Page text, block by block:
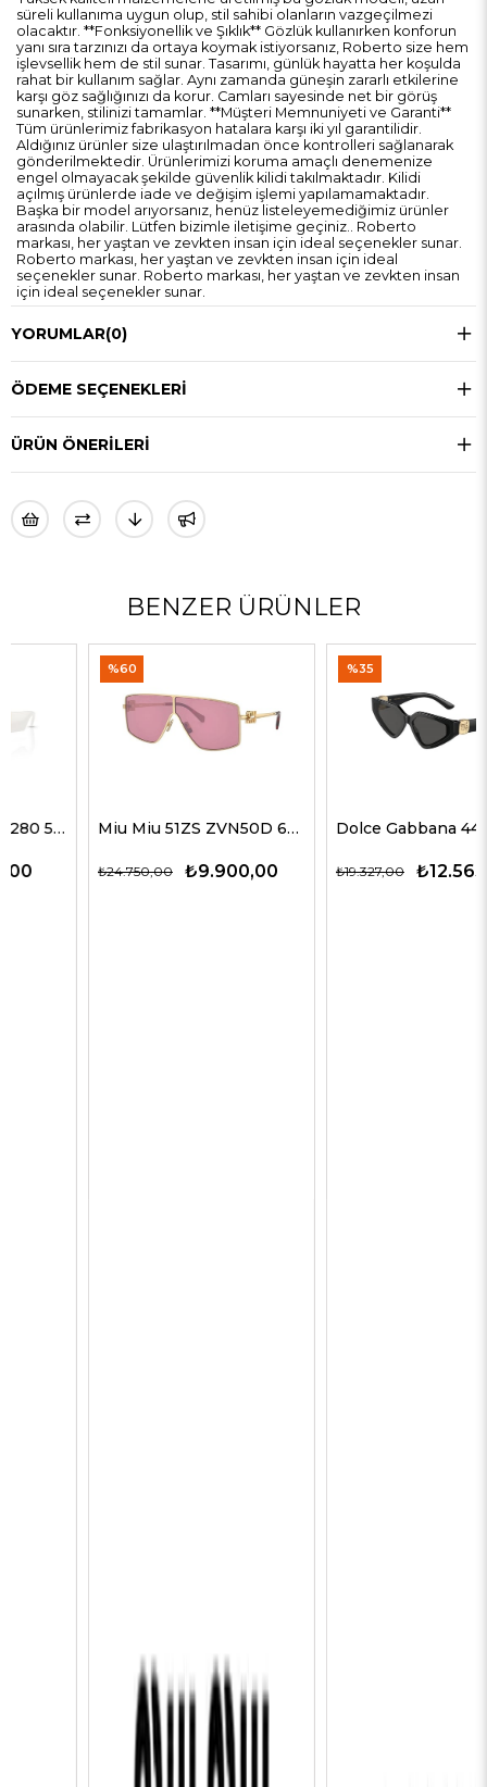
süreli kullanıma uygun olup, stil sahibi olanların vazgeçilmezi
olacaktır. **Fonksiyonellik ve Şıklık** Gözlük kullanırken konforun
yanı sıra tarzınızı da ortaya koymak istiyorsanız, Roberto size hem
işlevsellik hem de stil sunar. Tasarımı, günlük hayatta her koşulda
rahat bir kullanım sağlar. Aynı zamanda güneşin zararlı etkilerine
karşı göz sağlığınızı da korur. Camları sayesinde net bir görüş
sunarken, stilinizi tamamlar. **Müşteri Memnuniyeti ve Garanti**
Tüm ürünlerimiz fabrikasyon hatalara karşı iki yıl garantilidir.
Aldığınız ürünler size ulaştırılmadan önce kontrolleri sağlanarak
gönderilmektedir. Ürünlerimizi koruma amaçlı denemenize
engel olmayacak şekilde güvenlik kilidi takılmaktadır. Kilidi
açılmış ürünlerde iade ve değişim işlemi yapılamamaktadır.
Başka bir model arıyorsanız, henüz listeleyemediğimiz ürünler
arasında olabilir. Lütfen bizimle iletişime geçiniz.. Roberto
markası, her yaştan ve zevkten insan için ideal seçenekler sunar.
Roberto markası, her yaştan ve zevkten insan için ideal
seçenekler sunar. Roberto markası, her yaştan ve zevkten insan
için ideal seçenekler sunar.
YORUMLAR(0)
ÖDEME SEÇENEKLERI
ÜRÜN ÖNERILERI
BENZER ÜRÜNLER
Miu Miu 51ZS ZVN50D 69 G Kadın Güneş Gözlükleri
₺9.900,00
₺24.750,00
Dolce Gabbana 4469 501/87 59 G Kadın Güneş Gözlükleri
₺12.563,00
₺19.327,00